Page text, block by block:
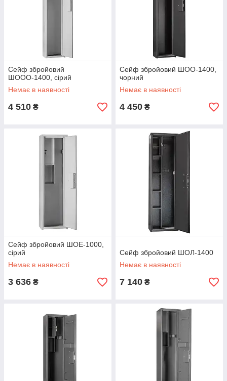
Сейф збройовий
ШООО-1400, сірий
Немає в наявності
4 510 ₴
Сейф збройовий ШОО-1400,
чорний
Немає в наявності
4 450 ₴
Сейф збройовий ШОЕ-1000,
сірий
Немає в наявності
3 636 ₴
Сейф збройовий ШОЛ-1400
Немає в наявності
7 140 ₴